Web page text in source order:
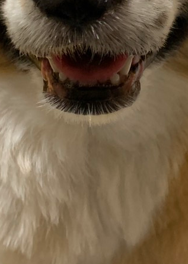
ル しつけ相談 預託トレーニング